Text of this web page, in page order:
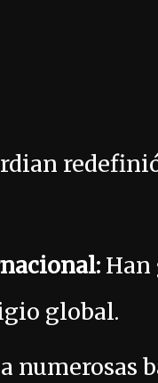
Han
global.
numerosas